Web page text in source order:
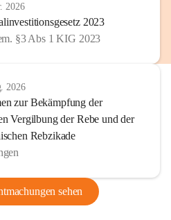
2026
2023
§3 Abs 1 KIG 2023
2026
zur Bekämpfung der
Vergilbung der Rebe und der
Rebzikade
sehen